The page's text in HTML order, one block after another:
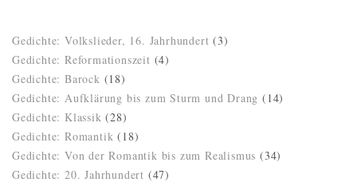
Gedichte: Volkslieder, 16. Jahrhundert (3)
Gedichte: Reformationszeit (4)
Gedichte: Barock (18)
Gedichte: Aufklärung bis zum Sturm und Drang (14)
Gedichte: Klassik (28)
Gedichte: Romantik (18)
Gedichte: Von der Romantik bis zum Realismus (34)
Gedichte: 20. Jahrhundert (47)